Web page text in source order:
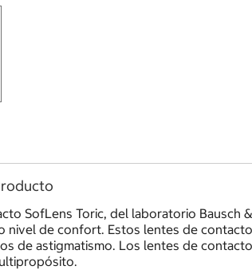
SofLens Toric, del laboratorio Bausch
nivel de confort. Estos lentes de
de astigmatismo. Los lentes de